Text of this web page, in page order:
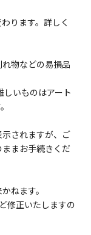
ります。詳しく
物などの易損品
いものはアート
されますが、ご
まお手続きくだ
ねます。
修正いたしますの